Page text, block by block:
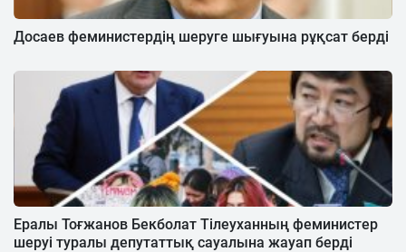
Досаев феминистердің шеруге шығуына рұқсат берді
Ералы Тоғжанов Бекболат Тілеуханның феминистер
шеруі туралы депутаттық сауалына жауап берді